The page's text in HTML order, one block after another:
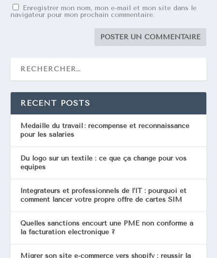
Enregistrer mon nom, mon e-mail et mon site dans le
navigateur pour mon prochain commentaire.
RECENT POSTS
Médaille du travail : récompense et reconnaissance
pour les salariés
Du logo sur un textile : ce que ça change pour vos
équipes
Intégrateurs et professionnels de l’IT : pourquoi et
comment lancer votre propre offre de cartes SIM
Quelles sanctions encourt une PME non conforme à
la facturation électronique ?
Migrer son site e-commerce vers shopify : réussir la